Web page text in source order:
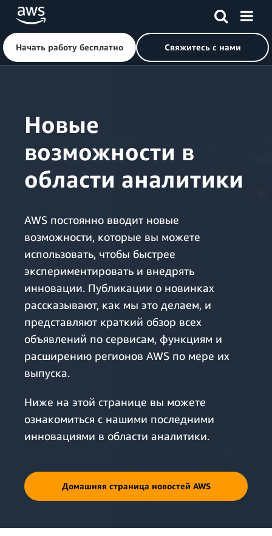
Начать работу бесплатно Свяжитесь с нами
Новые
возможности в
области аналитики
AWS постоянно вводит новые
возможности, которые вы можете
использовать, чтобы быстрее
экспериментировать и внедрять
инновации. Публикации о новинках
рассказывают, как мы это делаем, и
представляют краткий обзор всех
объявлений по сервисам, функциям и
расширению регионов AWS по мере их
выпуска.
Ниже на этой странице вы можете
ознакомиться с нашими последними
инновациями в области аналитики.
Домашняя страница новостей AWS